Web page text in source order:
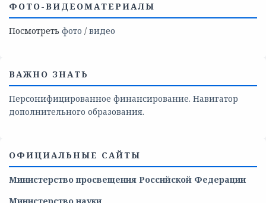
ФОТО-ВИДЕОМАТЕРИАЛЫ
Посмотреть фото / видео
ВАЖНО ЗНАТЬ
Персонифицированное финансирование. Навигатор
дополнительного образования.
ОФИЦИАЛЬНЫЕ САЙТЫ
Министерство просвещения Российской Федерации